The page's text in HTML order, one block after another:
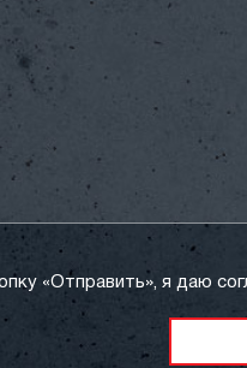
«Отправить», я даю